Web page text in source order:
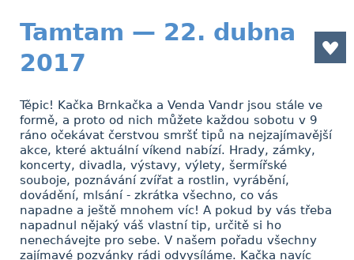
Tamtam — 22. dubna
2017
Těpic! Kačka Brnkačka a Venda Vandr jsou stále ve
formě, a proto od nich můžete každou sobotu v 9
ráno očekávat čerstvou smršť tipů na nejzajímavější
akce, které aktuální víkend nabízí. Hrady, zámky,
koncerty, divadla, výstavy, výlety, šermířské
souboje, poznávání zvířat a rostlin, vyrábění,
dovádění, mlsání - zkrátka všechno, co vás
napadne a ještě mnohem víc! A pokud by vás třeba
napadnul nějaký váš vlastní tip, určitě si ho
nenechávejte pro sebe. V našem pořadu všechny
zajímavé pozvánky rádi odvysíláme. Kačka navíc